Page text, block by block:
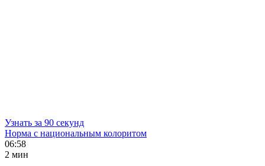
Узнать за 90 секунд
Норма с национальным колоритом
06:58
2 мин